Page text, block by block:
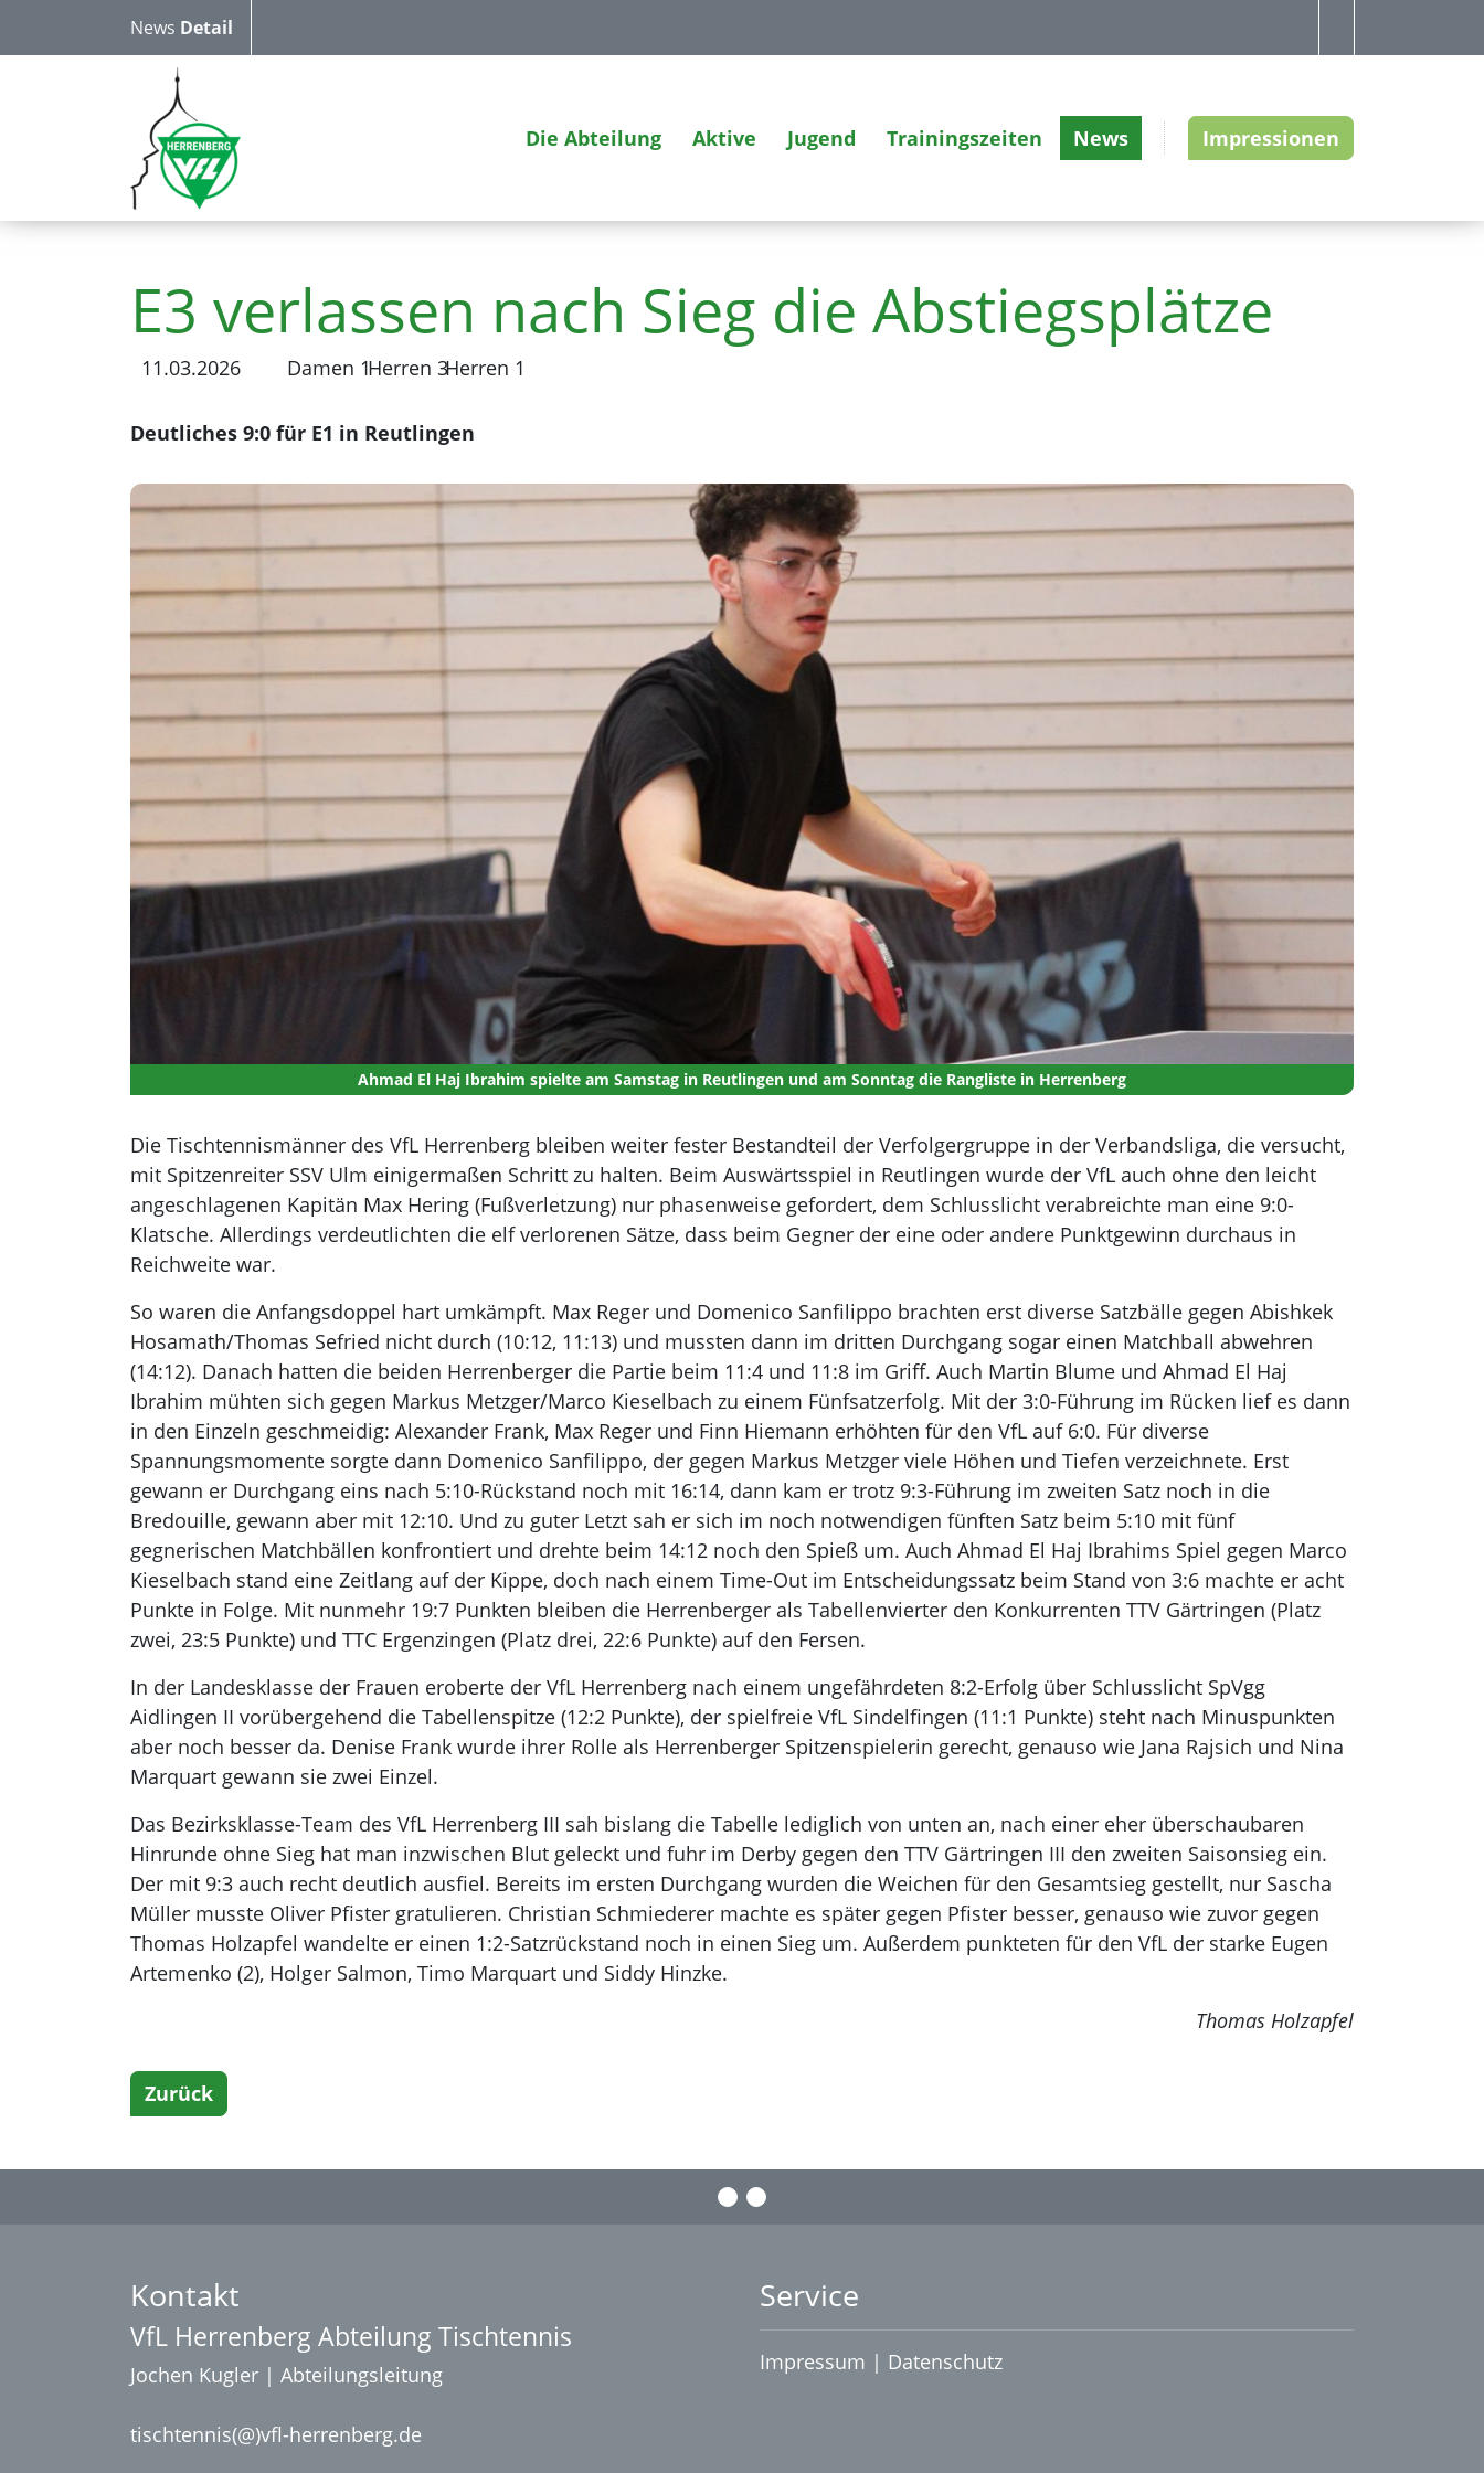
News Detail
Die Abteilung Aktive Jugend Trainingszeiten News Impressionen
E3 verlassen nach Sieg die Abstiegsplätze
11.03.2026 Damen 1Herren 3Herren 1
Deutliches 9:0 für E1 in Reutlingen
Ahmad El Haj Ibrahim spielte am Samstag in Reutlingen und am Sonntag die Rangliste in Herrenberg
Die Tischtennismänner des VfL Herrenberg bleiben weiter fester Bestandteil der Verfolgergruppe in der Verbandsliga, die versucht,
mit Spitzenreiter SSV Ulm einigermaßen Schritt zu halten. Beim Auswärtsspiel in Reutlingen wurde der VfL auch ohne den leicht
angeschlagenen Kapitän Max Hering (Fußverletzung) nur phasenweise gefordert, dem Schlusslicht verabreichte man eine 9:0-
Klatsche. Allerdings verdeutlichten die elf verlorenen Sätze, dass beim Gegner der eine oder andere Punktgewinn durchaus in
Reichweite war.
So waren die Anfangsdoppel hart umkämpft. Max Reger und Domenico Sanfilippo brachten erst diverse Satzbälle gegen Abishkek
Hosamath/Thomas Sefried nicht durch (10:12, 11:13) und mussten dann im dritten Durchgang sogar einen Matchball abwehren
(14:12). Danach hatten die beiden Herrenberger die Partie beim 11:4 und 11:8 im Griff. Auch Martin Blume und Ahmad El Haj
Ibrahim mühten sich gegen Markus Metzger/Marco Kieselbach zu einem Fünfsatzerfolg. Mit der 3:0-Führung im Rücken lief es dann
in den Einzeln geschmeidig: Alexander Frank, Max Reger und Finn Hiemann erhöhten für den VfL auf 6:0. Für diverse
Spannungsmomente sorgte dann Domenico Sanfilippo, der gegen Markus Metzger viele Höhen und Tiefen verzeichnete. Erst
gewann er Durchgang eins nach 5:10-Rückstand noch mit 16:14, dann kam er trotz 9:3-Führung im zweiten Satz noch in die
Bredouille, gewann aber mit 12:10. Und zu guter Letzt sah er sich im noch notwendigen fünften Satz beim 5:10 mit fünf
gegnerischen Matchbällen konfrontiert und drehte beim 14:12 noch den Spieß um. Auch Ahmad El Haj Ibrahims Spiel gegen Marco
Kieselbach stand eine Zeitlang auf der Kippe, doch nach einem Time-Out im Entscheidungssatz beim Stand von 3:6 machte er acht
Punkte in Folge. Mit nunmehr 19:7 Punkten bleiben die Herrenberger als Tabellenvierter den Konkurrenten TTV Gärtringen (Platz
zwei, 23:5 Punkte) und TTC Ergenzingen (Platz drei, 22:6 Punkte) auf den Fersen.
In der Landesklasse der Frauen eroberte der VfL Herrenberg nach einem ungefährdeten 8:2-Erfolg über Schlusslicht SpVgg
Aidlingen II vorübergehend die Tabellenspitze (12:2 Punkte), der spielfreie VfL Sindelfingen (11:1 Punkte) steht nach Minuspunkten
aber noch besser da. Denise Frank wurde ihrer Rolle als Herrenberger Spitzenspielerin gerecht, genauso wie Jana Rajsich und Nina
Marquart gewann sie zwei Einzel.
Das Bezirksklasse-Team des VfL Herrenberg III sah bislang die Tabelle lediglich von unten an, nach einer eher überschaubaren
Hinrunde ohne Sieg hat man inzwischen Blut geleckt und fuhr im Derby gegen den TTV Gärtringen III den zweiten Saisonsieg ein.
Der mit 9:3 auch recht deutlich ausfiel. Bereits im ersten Durchgang wurden die Weichen für den Gesamtsieg gestellt, nur Sascha
Müller musste Oliver Pfister gratulieren. Christian Schmiederer machte es später gegen Pfister besser, genauso wie zuvor gegen
Thomas Holzapfel wandelte er einen 1:2-Satzrückstand noch in einen Sieg um. Außerdem punkteten für den VfL der starke Eugen
Artemenko (2), Holger Salmon, Timo Marquart und Siddy Hinzke.
Thomas Holzapfel
Zurück
Kontakt
VfL Herrenberg Abteilung Tischtennis
Jochen Kugler | Abteilungsleitung
tischtennis(@)vfl-herrenberg.de
Service
Impressum | Datenschutz